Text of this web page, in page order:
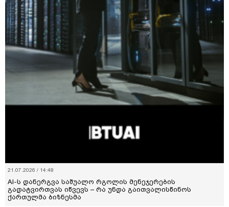
21.07.2026 / 14:48
AI-ს დანერგვა საშუალო რგოლის მენეჯერების
გადატვირთვას იწვევს – რა უნდა გაითვალისწინოს
ქართულმა ბიზნესმა